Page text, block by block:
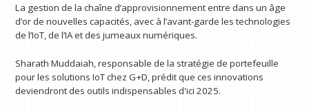
La gestion de la chaîne d’approvisionnement entre dans un âge
d’or de nouvelles capacités, avec à l’avant-garde les technologies
de l’IoT, de l’IA et des jumeaux numériques.
Sharath Muddaiah, responsable de la stratégie de portefeuille
pour les solutions IoT chez G+D, prédit que ces innovations
deviendront des outils indispensables d'ici 2025.